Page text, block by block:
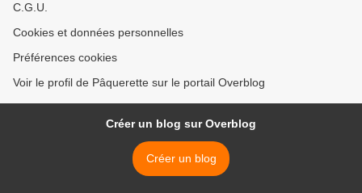
C.G.U.
Cookies et données personnelles
Préférences cookies
Voir le profil de Pâquerette sur le portail Overblog
Créer un blog sur Overblog
Créer un blog